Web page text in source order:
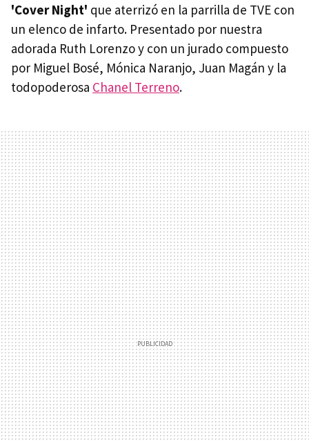
'Cover Night' que aterrizó en la parrilla de TVE con
un elenco de infarto. Presentado por nuestra
adorada Ruth Lorenzo y con un jurado compuesto
por Miguel Bosé, Mónica Naranjo, Juan Magán y la
todopoderosa Chanel Terreno.